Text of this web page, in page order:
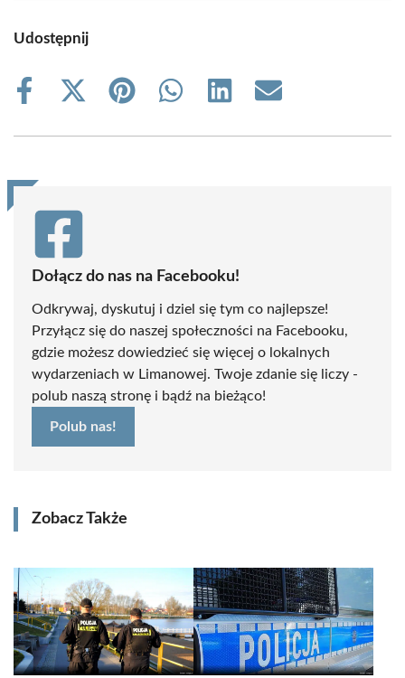
Udostępnij
Share
Share
(Twitter)
Share
Share
Share
Share
Dołącz do nas na Facebooku!
Odkrywaj, dyskutuj i dziel się tym co najlepsze!
Przyłącz się do naszej społeczności na Facebooku,
gdzie możesz dowiedzieć się więcej o lokalnych
wydarzeniach w Limanowej. Twoje zdanie się liczy -
polub naszą stronę i bądź na bieżąco!
Polub nas!
Zobacz Także